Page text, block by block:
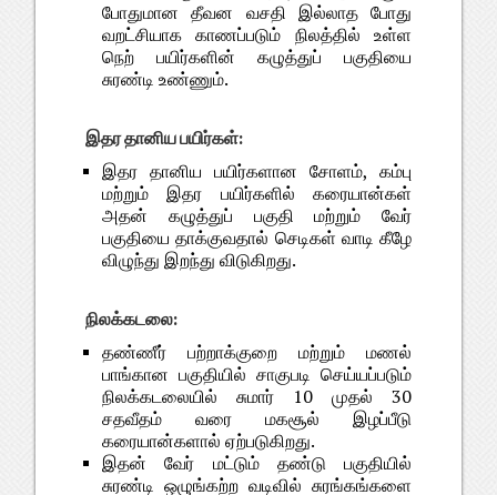
போதுமான தீவன வசதி இல்லாத போது
வறட்சியாக காணப்படும் நிலத்தில் உள்ள
நெற் பயிர்களின் கழுத்துப் பகுதியை
சுரண்டி உண்ணும்.
இதர தானிய பயிர்கள்:
இதர தானிய பயிர்களான சோளம், கம்பு
மற்றும் இதர பயிர்களில் கரையான்கள்
அதன் கழுத்துப் பகுதி மற்றும் வேர்
பகுதியை தாக்குவதால் செடிகள் வாடி கீழே
விழுந்து இறந்து விடுகிறது.
நிலக்கடலை:
தண்ணீர் பற்றாக்குறை மற்றும் மணல்
பாங்கான பகுதியில் சாகுபடி செய்யப்படும்
நிலக்கடலையில் சுமார் 10 முதல் 30
சதவீதம் வரை மகசூல் இழப்பீடு
கரையான்களால் ஏற்படுகிறது.
இதன் வேர் மட்டும் தண்டு பகுதியில்
சுரண்டி ஒழுங்கற்ற வடிவில் சுரங்கங்களை